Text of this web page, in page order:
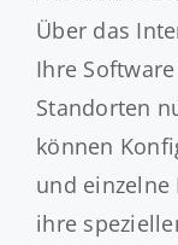
Über das
Ihre
Standorten
können
und einzelne
ihre